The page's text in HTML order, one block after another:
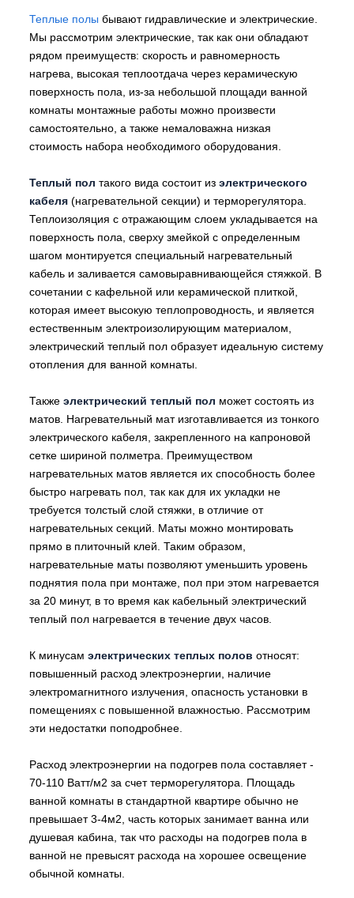
Теплые полы бывают гидравлические и электрические.
Мы рассмотрим электрические, так как они обладают
рядом преимуществ: скорость и равномерность
нагрева, высокая теплоотдача через керамическую
поверхность пола, из-за небольшой площади ванной
комнаты монтажные работы можно произвести
самостоятельно, а также немаловажна низкая
стоимость набора необходимого оборудования.
Теплый пол такого вида состоит из электрического
кабеля (нагревательной секции) и терморегулятора.
Теплоизоляция с отражающим слоем укладывается на
поверхность пола, сверху змейкой с определенным
шагом монтируется специальный нагревательный
кабель и заливается самовыравнивающейся стяжкой. В
сочетании с кафельной или керамической плиткой,
которая имеет высокую теплопроводность, и является
естественным электроизолирующим материалом,
электрический теплый пол образует идеальную систему
отопления для ванной комнаты.
Также электрический теплый пол может состоять из
матов. Нагревательный мат изготавливается из тонкого
электрического кабеля, закрепленного на капроновой
сетке шириной полметра. Преимуществом
нагревательных матов является их способность более
быстро нагревать пол, так как для их укладки не
требуется толстый слой стяжки, в отличие от
нагревательных секций. Маты можно монтировать
прямо в плиточный клей. Таким образом,
нагревательные маты позволяют уменьшить уровень
поднятия пола при монтаже, пол при этом нагревается
за 20 минут, в то время как кабельный электрический
теплый пол нагревается в течение двух часов.
К минусам электрических теплых полов относят:
повышенный расход электроэнергии, наличие
электромагнитного излучения, опасность установки в
помещениях с повышенной влажностью. Рассмотрим
эти недостатки поподробнее.
Расход электроэнергии на подогрев пола составляет -
70-110 Ватт/м2 за счет терморегулятора. Площадь
ванной комнаты в стандартной квартире обычно не
превышает 3-4м2, часть которых занимает ванна или
душевая кабина, так что расходы на подогрев пола в
ванной не превысят расхода на хорошее освещение
обычной комнаты.